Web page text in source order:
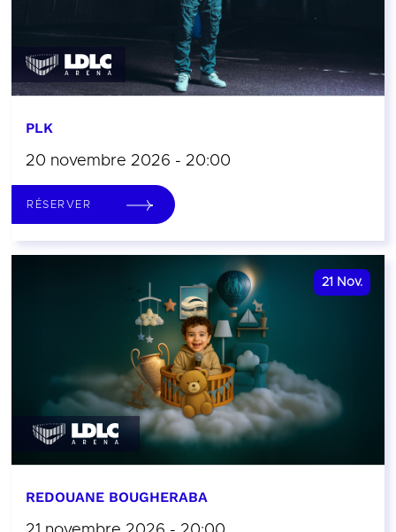
PLK
20 novembre 2026 - 20:00
RÉSERVER
21 Nov.
REDOUANE BOUGHERABA